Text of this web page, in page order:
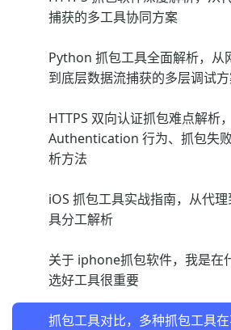
捕获的多工具协同方案
Python 抓包工具全面解析，从
到底层数据流捕获的多层调试
HTTPS 双向认证抓包难点解析
Authentication 行为、抓包失
析方法
iOS 抓包工具实战指南，从代
具分工解析
关于 iphone抓包软件，我是在
选好工具很重要
抓包工具对比，多种抓包工具